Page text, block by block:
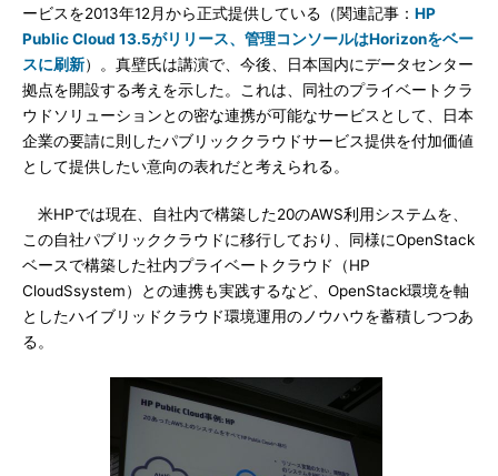
ービスを2013年12月から正式提供している（関連記事： HP
Public Cloud 13.5がリリース、管理コンソールはHorizonをベー
スに刷新）。真壁氏は講演で、今後、日本国内にデータセンター
拠点を開設する考えを示した。これは、同社のプライベートクラ
ウドソリューションとの密な連携が可能なサービスとして、日本
企業の要請に則したパブリッククラウドサービス提供を付加価値
として提供したい意向の表れだと考えられる。
米HPでは現在、自社内で構築した20のAWS利用システムを、
この自社パブリッククラウドに移行しており、同様にOpenStack
ベースで構築した社内プライベートクラウド（HP
CloudSsystem）との連携も実践するなど、OpenStack環境を軸
としたハイブリッドクラウド環境運用のノウハウを蓄積しつつあ
る。